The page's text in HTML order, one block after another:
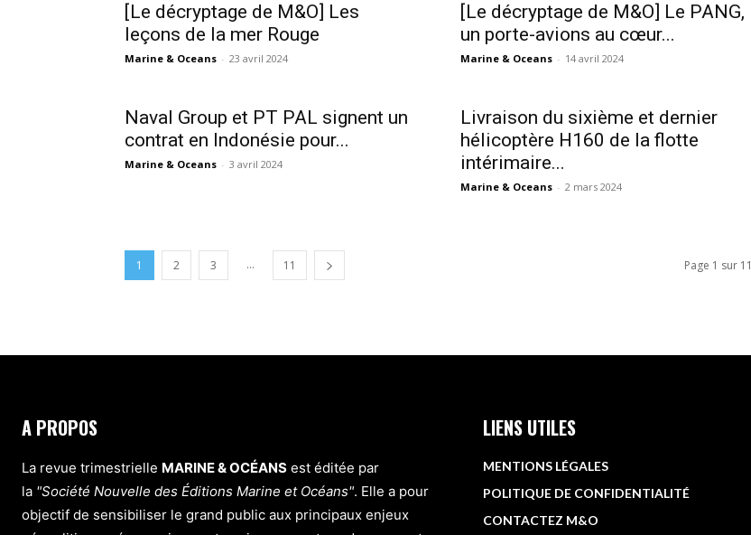
[Le décryptage de M&O] Les
leçons de la mer Rouge
Marine & Oceans - 23 avril 2024
[Le décryptage de M&O] Le PANG,
un porte-avions au cœur...
Marine & Oceans - 14 avril 2024
Naval Group et PT PAL signent un
contrat en Indonésie pour...
Marine & Oceans - 3 avril 2024
Livraison du sixième et dernier
hélicoptère H160 de la flotte
intérimaire...
Marine & Oceans - 2 mars 2024
1 2 3 ... 11 Page 1 sur 11
A PROPOS
La revue trimestrielle MARINE & OCÉANS est éditée par
la "Société Nouvelle des Éditions Marine et Océans". Elle a pour
objectif de sensibiliser le grand public aux principaux enjeux
LIENS UTILES
MENTIONS LÉGALES
POLITIQUE DE CONFIDENTIALITÉ
CONTACTEZ M&O